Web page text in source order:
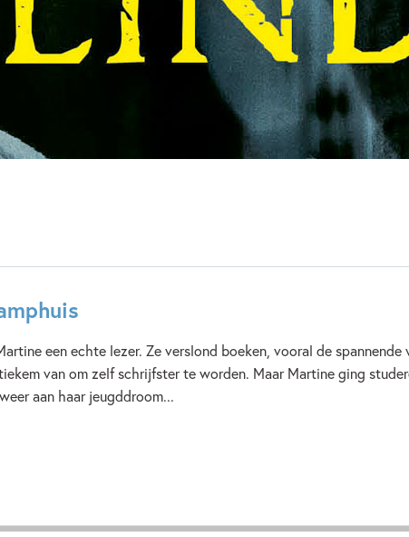
Verschijningsdatum:
01-
Kenmerken van e-book
12+ jaar 15+ jaar
Spanning & griezelen
een echte lezer. Ze verslond boeken, vooral de spannende
van om zelf schrijfster te worden. Maar Martine ging
aan haar jeugddroom...